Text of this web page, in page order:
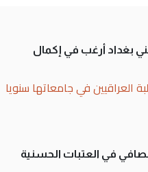
بغداد أرغب في إكمال
في العتبات الحسنية